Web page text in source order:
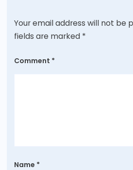
Your email address will not be
fields are marked *
Comment *
Name *